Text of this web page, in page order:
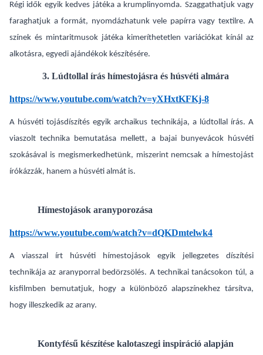
Régi idők egyik kedves játéka a krumplinyomda. Szaggathatjuk vagy
faraghatjuk a formát, nyomdázhatunk vele papírra vagy textilre. A
színek és mintaritmusok játéka kimeríthetetlen variációkat kínál az
alkotásra, egyedi ajándékok készítésére.
3. Lúdtollal írás hímestojásra és húsvéti almára
https://www.youtube.com/watch?v=yXHxtKFKj-8
A húsvéti tojásdíszítés egyik archaikus technikája, a lúdtollal írás. A
viaszolt technika bemutatása mellett, a bajai bunyevácok húsvéti
szokásával is megismerkedhetünk, miszerint nemcsak a hímestojást
írókázzák, hanem a húsvéti almát is.
Hímestojások aranyporozása
https://www.youtube.com/watch?v=dQKDmtelwk4
A viasszal írt húsvéti hímestojások egyik jellegzetes díszítési
technikája az aranyporral bedörzsölés. A technikai tanácsokon túl, a
kisfilmben bemutatjuk, hogy a különböző alapszínekhez társítva,
hogy illeszkedik az arany.
Kontyfésű készítése kalotaszegi inspiráció alapján